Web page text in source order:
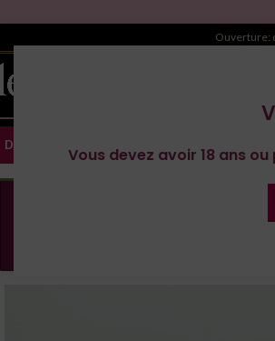
Vous devez avoir 18 ans
Ouverture:
DOMAINE RÉGIONS
En cas de fortes